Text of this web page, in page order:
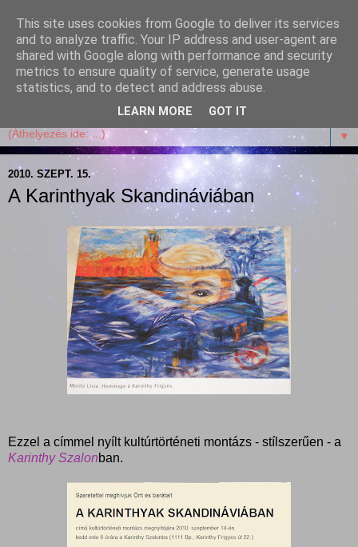
Garffyka
Szösszenetek a konyhámból, az életemből. Mosollyal,
receptekkel, vidámsággal, marcipánnal, csokival.
▼
2010. SZEPT. 15.
A Karinthyak Skandináviában
Ezzel a címmel nyílt kultúrtörténeti montázs - stílszerűen - a
Karinthy Szalonban.
This site uses cookies from Google to deliver its services
and to analyze traffic. Your IP address and user-agent are
shared with Google along with performance and security
metrics to ensure quality of service, generate usage
statistics, and to detect and address abuse.
LEARN MORE GOT IT